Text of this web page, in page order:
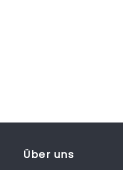
Über uns